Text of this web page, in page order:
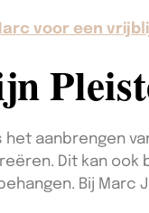
voor een
het aanbrengen
Dit kan ook
Bij Marc